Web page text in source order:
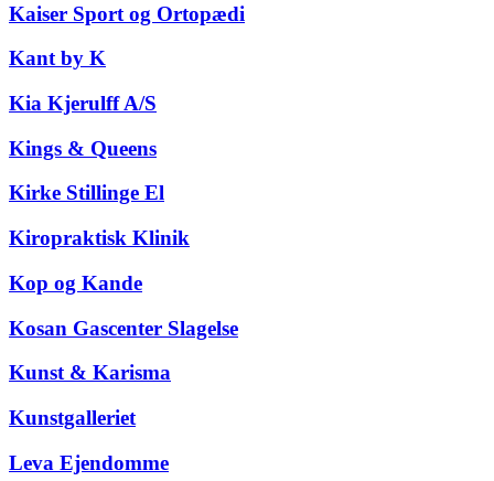
Kaiser Sport og Ortopædi
Kant by K
Kia Kjerulff A/S
Kings & Queens
Kirke Stillinge El
Kiropraktisk Klinik
Kop og Kande
Kosan Gascenter Slagelse
Kunst & Karisma
Kunstgalleriet
Leva Ejendomme